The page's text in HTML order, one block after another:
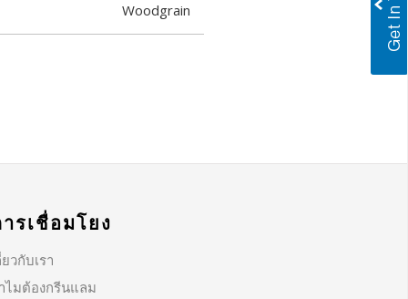
Woodgrain
รเชื่อมโยง
ยวกับเรา
ไมต้องกรีนแลม